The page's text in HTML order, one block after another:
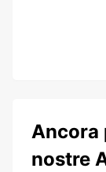
Ancora
nostre